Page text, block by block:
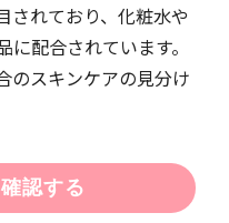
されており、化粧水や
配合されています。
のスキンケアの見分け
認する